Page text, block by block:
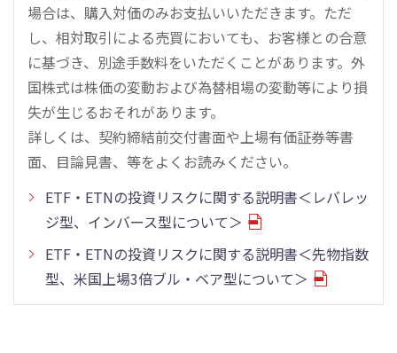
場合は、購入対価のみお支払いいただきます。ただ
し、相対取引による売買においても、お客様との合意
に基づき、別途手数料をいただくことがあります。外
国株式は株価の変動および為替相場の変動等により損
失が生じるおそれがあります。
詳しくは、契約締結前交付書面や上場有価証券等書
面、目論見書、等をよくお読みください。
ETF・ETNの投資リスクに関する説明書＜レバレッ
ジ型、インバース型について＞
ETF・ETNの投資リスクに関する説明書＜先物指数
型、米国上場3倍ブル・ベア型について＞